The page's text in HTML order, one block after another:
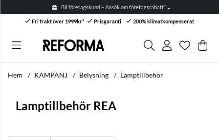
Bli företagskund – Ansök om företagsrabatt* →
Fri frakt över 1999kr* Prisgaranti 200% klimatkompenserat
Antal i
. .
Hem KAMPANJ Belysning Lamptillbehör
Lamptillbehör REA